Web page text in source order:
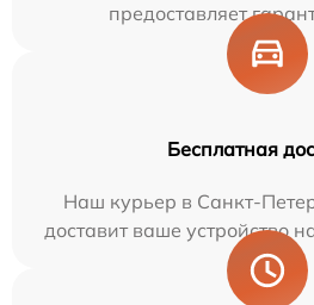
предоставляет
Бесплатная
Наш курьер в Санкт-
доставит ваше устройство